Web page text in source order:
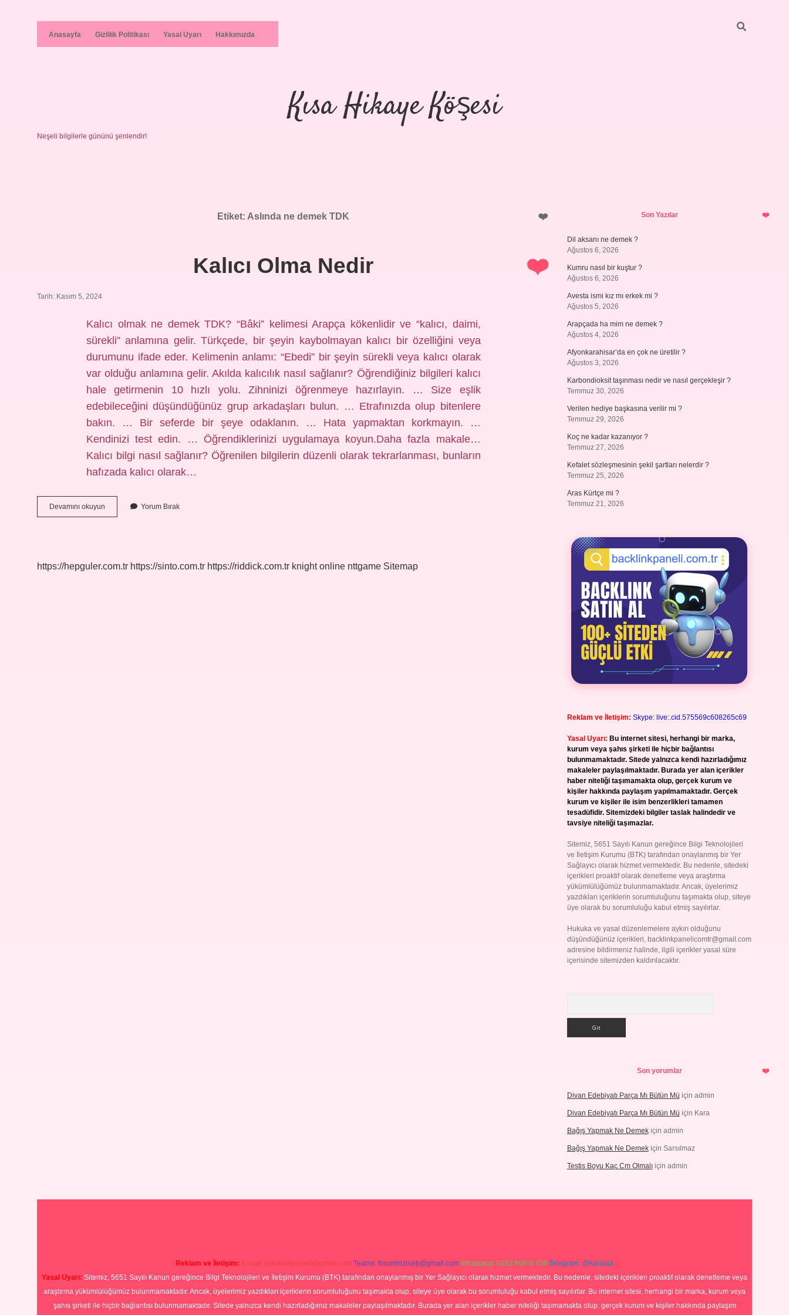
Anasayfa Gizlilik Politikası Yasal Uyarı Hakkımızda
Kısa Hikaye Köşesi
Neşeli bilgilerle gününü şenlendir!
Etiket: Aslında ne demek TDK
Kalıcı Olma Nedir
Tarih: Kasım 5, 2024
Kalıcı olmak ne demek TDK? “Bâki” kelimesi Arapça kökenlidir ve “kalıcı, daimi,
sürekli” anlamına gelir. Türkçede, bir şeyin kaybolmayan kalıcı bir özelliğini veya
durumunu ifade eder. Kelimenin anlamı: “Ebedi” bir şeyin sürekli veya kalıcı olarak
var olduğu anlamına gelir. Akılda kalıcılık nasıl sağlanır? Öğrendiğiniz bilgileri kalıcı
hale getirmenin 10 hızlı yolu. Zihninizi öğrenmeye hazırlayın. … Size eşlik
edebileceğini düşündüğünüz grup arkadaşları bulun. … Etrafınızda olup bitenlere
bakın. … Bir seferde bir şeye odaklanın. … Hata yapmaktan korkmayın. …
Kendinizi test edin. … Öğrendiklerinizi uygulamaya koyun.Daha fazla makale…
Kalıcı bilgi nasıl sağlanır? Öğrenilen bilgilerin düzenli olarak tekrarlanması, bunların
hafızada kalıcı olarak…
Devamını okuyun
Olma
Yorum Bırak
https://hepguler.com.tr https://sinto.com.tr https://riddick.com.tr knight online nttgame Sitemap
SidebarSon Yazılar
Dil aksanı ne demek ?
Ağustos 6, 2026
Kumru nasıl bir kuştur ?
Ağustos 6, 2026
Avesta ismi kız mı erkek mi ?
Ağustos 5, 2026
Arapçada ha mim ne demek ?
Ağustos 4, 2026
Afyonkarahisar’da en çok ne üretilir ?
Ağustos 3, 2026
Karbondioksit taşınması nedir ve nasıl gerçekleşir ?
Temmuz 30, 2026
Verilen hediye başkasına verilir mi ?
Temmuz 29, 2026
Koç ne kadar kazanıyor ?
Temmuz 27, 2026
Kefalet sözleşmesinin şekil şartları nelerdir ?
Temmuz 25, 2026
Aras Kürtçe mi ?
Temmuz 21, 2026
Reklam ve İletişim: Skype: live:.cid.575569c608265c69
Yasal Uyarı: Bu internet sitesi, herhangi bir marka,
kurum veya şahıs şirketi ile hiçbir bağlantısı
bulunmamaktadır. Sitede yalnızca kendi hazırladığımız
makaleler paylaşılmaktadır. Burada yer alan içerikler
haber niteliği taşımamakta olup, gerçek kurum ve
kişiler hakkında paylaşım yapılmamaktadır. Gerçek
kurum ve kişiler ile isim benzerlikleri tamamen
tesadüfidir. Sitemizdeki bilgiler taslak halindedir ve
tavsiye niteliği taşımazlar.
Sitemiz, 5651 Sayılı Kanun gereğince Bilgi Teknolojileri
ve İletişim Kurumu (BTK) tarafından onaylanmış bir Yer
Sağlayıcı olarak hizmet vermektedir. Bu nedenle, sitedeki
içerikleri proaktif olarak denetleme veya araştırma
yükümlülüğümüz bulunmamaktadır. Ancak, üyelerimiz
yazdıkları içeriklerin sorumluluğunu taşımakta olup, siteye
üye olarak bu sorumluluğu kabul etmiş sayılırlar.
Hukuka ve yasal düzenlemelere aykırı olduğunu
düşündüğünüz içerikleri, backlinkpanelicomtr@gmail.com
adresine bildirmeniz halinde, ilgili içerikler yasal süre
içerisinde sitemizden kaldırılacaktır.
Son yorumlar
Divan Edebiyatı Parça Mı Bütün Mü için admin
Divan Edebiyatı Parça Mı Bütün Mü için Kara
Bağış Yapmak Ne Demekiçin admin
Bağış Yapmak Ne Demekiçin Sarsılmaz
Testis Boyu Kaç Cm Olmalıiçin admin
Reklam ve İletişim: E-mail: backlinkpaneli@gmail.com Teams: forumhizmeti@gmail.com Whatsapp: 0262 606 0 726 Telegram: @karabul
Yasal Uyarı: Sitemiz, 5651 Sayılı Kanun gereğince Bilgi Teknolojileri ve İletişim Kurumu (BTK) tarafından onaylanmış bir Yer Sağlayıcı olarak hizmet vermektedir. Bu nedenle, sitedeki içerikleri proaktif olarak denetleme veya
araştırma yükümlülüğümüz bulunmamaktadır. Ancak, üyelerimiz yazdıkları içeriklerin sorumluluğunu taşımakta olup, siteye üye olarak bu sorumluluğu kabul etmiş sayılırlar. Bu internet sitesi, herhangi bir marka, kurum veya
şahıs şirketi ile hiçbir bağlantısı bulunmamaktadır. Sitede yalnızca kendi hazırladığımız makaleler paylaşılmaktadır. Burada yer alan içerikler haber niteliği taşımamakta olup, gerçek kurum ve kişiler hakkında paylaşım